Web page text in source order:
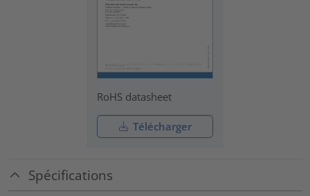
RoHS datasheet
Télécharger
Spécifications